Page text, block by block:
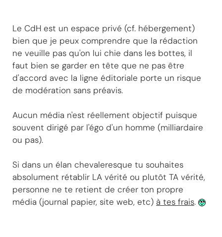
Le CdH est un espace privé (cf. hébergement)
bien que je peux comprendre que la rédaction
ne veuille pas qu'on lui chie dans les bottes, il
faut bien se garder en tête que ne pas être
d'accord avec la ligne éditoriale porte un risque
de modération sans préavis.
Aucun média n'est réellement objectif puisque
souvent dirigé par l'égo d'un homme (milliardaire
ou pas).
Si dans un élan chevaleresque tu souhaites
absolument rétablir LA vérité ou plutôt TA vérité,
personne ne te retient de créer ton propre
média (journal papier, site web, etc) à tes frais.